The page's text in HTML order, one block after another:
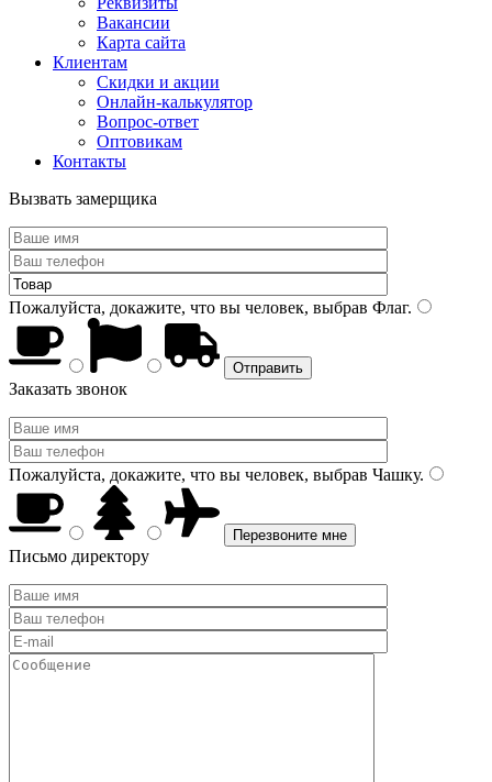
Вакансии
Карта сайта
Клиентам
Скидки и акции
Онлайн-калькулятор
Вопрос-ответ
Оптовикам
Контакты
Вызвать замерщика
Пожалуйста, докажите, что вы человек, выбрав Флаг.
Заказать звонок
Пожалуйста, докажите, что вы человек, выбрав Чашку.
Письмо директору